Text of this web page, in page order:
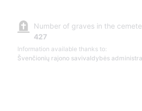
Number of graves in the
427
Information available thanks to:
Švenčionių rajono savivaldybės